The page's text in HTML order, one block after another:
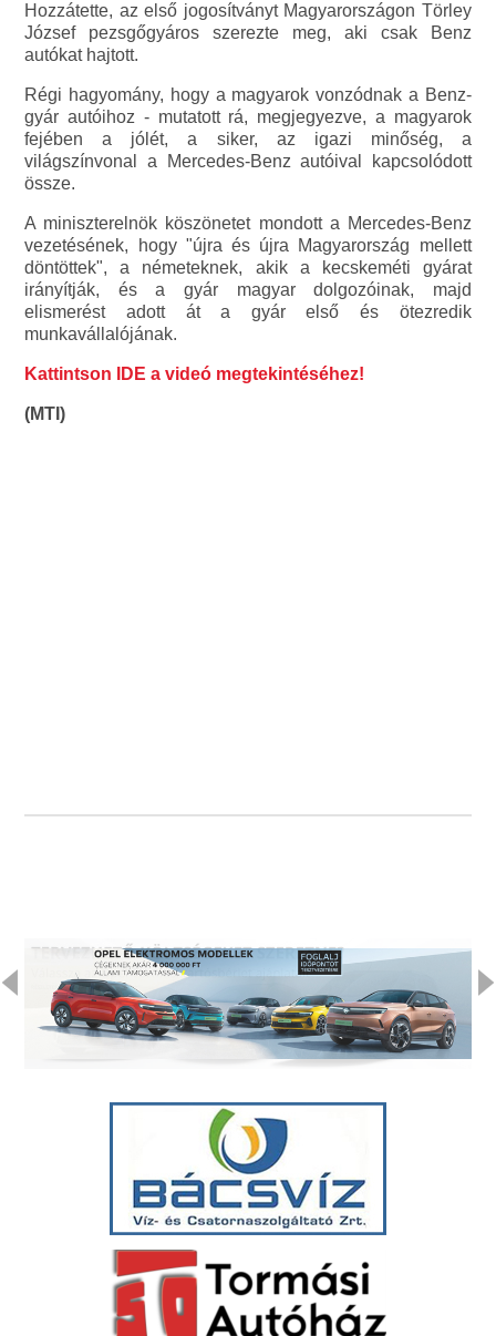
Hozzátette, az első jogosítványt Magyarországon Törley
József pezsgőgyáros szerezte meg, aki csak Benz
autókat hajtott.
Régi hagyomány, hogy a magyarok vonzódnak a Benz-
gyár autóihoz - mutatott rá, megjegyezve, a magyarok
fejében a jólét, a siker, az igazi minőség, a
világszínvonal a Mercedes-Benz autóival kapcsolódott
össze.
A miniszterelnök köszönetet mondott a Mercedes-Benz
vezetésének, hogy "újra és újra Magyarország mellett
döntöttek", a németeknek, akik a kecskeméti gyárat
irányítják, és a gyár magyar dolgozóinak, majd
elismerést adott át a gyár első és ötezredik
munkavállalójának.
Kattintson IDE a videó megtekintéséhez!
(MTI)